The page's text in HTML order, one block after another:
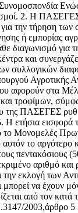
2. Η
την τήρηση των
ή εμπορίας
διαγωνισμό
και
συλλογικών
Αγροτικής
αφορούν στα
τροφίμων,
της ΠΑΣΕΓΕΣ
Η ετήσια
Μονομελές
το
αριθμό και
την εκλογή των
μπορεί να
από τον